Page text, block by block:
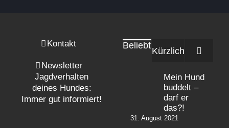
Kontakt
Newsletter
Jagdverhalten
deines Hundes:
Immer gut informiert!
Beliebt
Kürzlich
Mein Hund
buddelt –
darf er
das?!
31. August 2021